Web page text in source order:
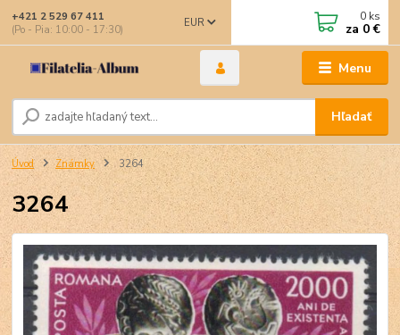
Menu
EUR
Hľadať
+421 2 529 67 411
(Po - Pia: 10:00 - 17:30)
0 ks
za 0 €
Úvod Známky 3264
3264